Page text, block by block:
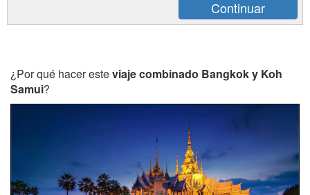
¿Por qué hacer esteviaje combinado Bangkok y Koh
Samui?